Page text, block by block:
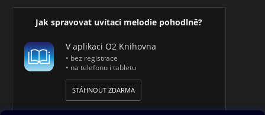
Jak spravovat uvítaci melodie pohodlně?
V aplikaci O2 Knihovna
• bez registrace
• na telefonu i tabletu
STÁHNOUT ZDARMA